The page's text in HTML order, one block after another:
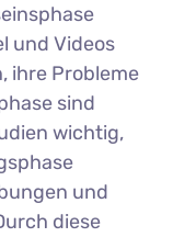
und Videos
ihre Probleme
sind
wichtig,
und
diese